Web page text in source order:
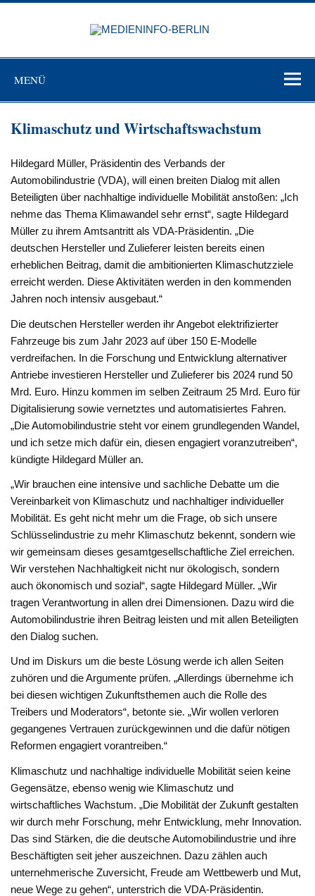
Zum
MENÜ
Klimaschutz und Wirtschaftswachstum
Hildegard Müller, Präsidentin des Verbands der
Automobilindustrie (VDA), will einen breiten Dialog mit allen
Beteiligten über nachhaltige individuelle Mobilität anstoßen: „Ich
nehme das Thema Klimawandel sehr ernst“, sagte Hildegard
Müller zu ihrem Amtsantritt als VDA-Präsidentin. „Die
deutschen Hersteller und Zulieferer leisten bereits einen
erheblichen Beitrag, damit die ambitionierten Klimaschutzziele
erreicht werden. Diese Aktivitäten werden in den kommenden
Jahren noch intensiv ausgebaut.“
Die deutschen Hersteller werden ihr Angebot elektrifizierter
Fahrzeuge bis zum Jahr 2023 auf über 150 E-Modelle
verdreifachen. In die Forschung und Entwicklung alternativer
Antriebe investieren Hersteller und Zulieferer bis 2024 rund 50
Mrd. Euro. Hinzu kommen im selben Zeitraum 25 Mrd. Euro für
Digitalisierung sowie vernetztes und automatisiertes Fahren.
„Die Automobilindustrie steht vor einem grundlegenden Wandel,
und ich setze mich dafür ein, diesen engagiert voranzutreiben“,
kündigte Hildegard Müller an.
„Wir brauchen eine intensive und sachliche Debatte um die
Vereinbarkeit von Klimaschutz und nachhaltiger individueller
Mobilität. Es geht nicht mehr um die Frage, ob sich unsere
Schlüsselindustrie zu mehr Klimaschutz bekennt, sondern wie
wir gemeinsam dieses gesamtgesellschaftliche Ziel erreichen.
Wir verstehen Nachhaltigkeit nicht nur ökologisch, sondern
auch ökonomisch und sozial“, sagte Hildegard Müller. „Wir
tragen Verantwortung in allen drei Dimensionen. Dazu wird die
Automobilindustrie ihren Beitrag leisten und mit allen Beteiligten
den Dialog suchen.
Und im Diskurs um die beste Lösung werde ich allen Seiten
zuhören und die Argumente prüfen. „Allerdings übernehme ich
bei diesen wichtigen Zukunftsthemen auch die Rolle des
Treibers und Moderators“, betonte sie. „Wir wollen verloren
gegangenes Vertrauen zurückgewinnen und die dafür nötigen
Reformen engagiert vorantreiben.“
Klimaschutz und nachhaltige individuelle Mobilität seien keine
Gegensätze, ebenso wenig wie Klimaschutz und
wirtschaftliches Wachstum. „Die Mobilität der Zukunft gestalten
wir durch mehr Forschung, mehr Entwicklung, mehr Innovation.
Das sind Stärken, die die deutsche Automobilindustrie und ihre
Beschäftigten seit jeher auszeichnen. Dazu zählen auch
unternehmerische Zuversicht, Freude am Wettbewerb und Mut,
neue Wege zu gehen“, unterstrich die VDA-Präsidentin.